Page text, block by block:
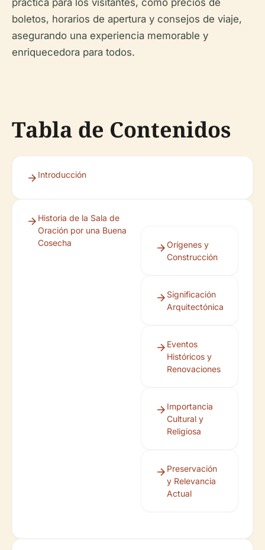
boletos, horarios de apertura y consejos de viaje,
asegurando una experiencia memorable y
enriquecedora para todos.
Tabla de Contenidos
Introducción
Historia de la Sala de
Oración por una Buena
Cosecha
Orígenes y
Construcción
Significación
Arquitectónica
Eventos
Históricos y
Renovaciones
Importancia
Cultural y
Religiosa
Preservación
y Relevancia
Actual